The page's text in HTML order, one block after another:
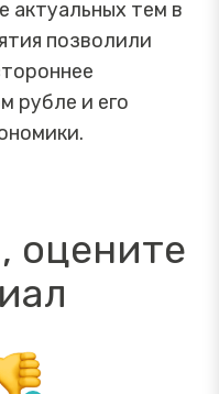
актуальных тем в
позволили
рубле и его
оцените